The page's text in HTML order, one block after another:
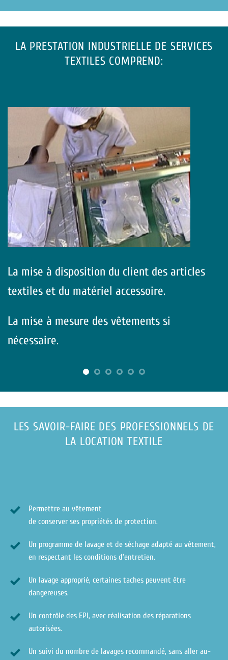
LA PRESTATION INDUSTRIELLE DE SERVICES
TEXTILES COMPREND:
La mise à disposition du client des articles
textiles et du matériel accessoire.
La mise à mesure des vêtements si
nécessaire.
LES SAVOIR-FAIRE DES PROFESSIONNELS DE
LA LOCATION TEXTILE
Permettre au vêtement
de conserver ses propriétés de protection.
Un programme de lavage et de séchage adapté au vêtement,
en respectant les conditions d’entretien.
Un lavage approprié, certaines taches peuvent être
dangereuses.
Un contrôle des EPI, avec réalisation des réparations
autorisées.
Un suivi du nombre de lavages recommandé, sans aller au-